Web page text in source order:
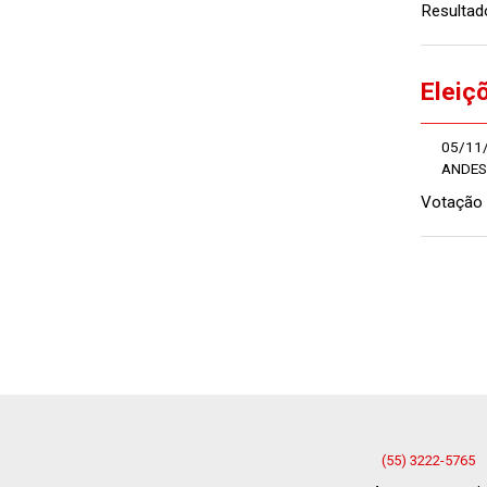
05/
Votação
(55) 3222-5765